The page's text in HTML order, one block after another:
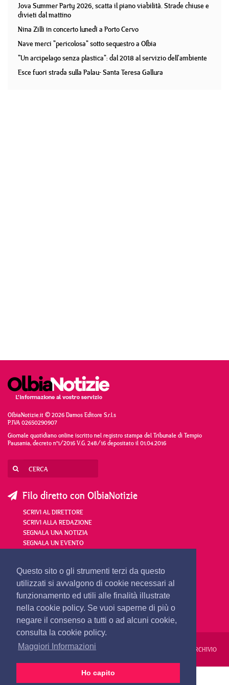
Questo sito o gli strumenti terzi da questo
utilizzati si avvalgono di cookie necessari al
funzionamento ed utili alle finalità illustrate
nella cookie policy. Se vuoi saperne di più o
negare il consenso a tutti o ad alcuni cookie,
consulta la cookie policy.
Maggiori Informazioni
Ho capito
Jova Summer Party 2026, scatta il piano viabilità. Strade chiuse e
divieti dal mattino
Nina Zilli in concerto lunedì a Porto Cervo
Nave merci "pericolosa" sotto sequestro a Olbia
"Un arcipelago senza plastica": dal 2018 al servizio dell'ambiente
Esce fuori strada sulla Palau- Santa Teresa Gallura
OlbiaNotizie.it © 2026 Damos Editore S.r.l.s
P.IVA 02650290907
Giornale quotidiano online iscritto nel registro stampa del Tribunale di Tempio
Pausania, decreto n°1/2016 V.G. 248/16 depositato il 01.04.2016
Filo diretto con OlbiaNotizie
SCRIVI AL DIRETTORE
SCRIVI ALLA REDAZIONE
SEGNALA UNA NOTIZIA
SEGNALA UN EVENTO
redazione@olbianotizie.it
REDAZIONE PUBBLICITÀ PRIVACY E COOKIES ARCHIVIO
24 ORE VIDEO